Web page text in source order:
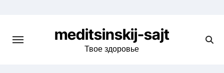
content
meditsinskij-sajt
Твое здоровье